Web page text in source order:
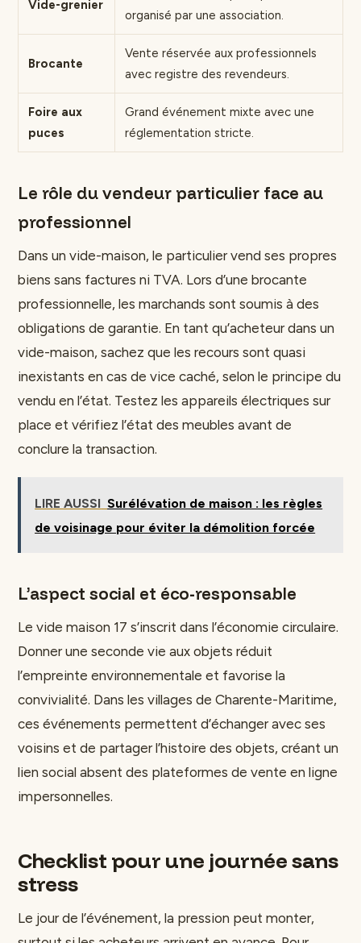
Vide-grenier
organisé par une association.
Brocante
Vente réservée aux professionnels
avec registre des revendeurs.
Foire aux
puces
Grand événement mixte avec une
réglementation stricte.
Le rôle du vendeur particulier face au
professionnel
Dans un vide-maison, le particulier vend ses propres
biens sans factures ni TVA. Lors d’une brocante
professionnelle, les marchands sont soumis à des
obligations de garantie. En tant qu’acheteur dans un
vide-maison, sachez que les recours sont quasi
inexistants en cas de vice caché, selon le principe du
vendu en l’état. Testez les appareils électriques sur
place et vérifiez l’état des meubles avant de
conclure la transaction.
LIRE AUSSI Surélévation de maison : les règles
de voisinage pour éviter la démolition forcée
L’aspect social et éco-responsable
Le vide maison 17 s’inscrit dans l’économie circulaire.
Donner une seconde vie aux objets réduit
l’empreinte environnementale et favorise la
convivialité. Dans les villages de Charente-Maritime,
ces événements permettent d’échanger avec ses
voisins et de partager l’histoire des objets, créant un
lien social absent des plateformes de vente en ligne
impersonnelles.
Checklist pour une journée sans
stress
Le jour de l’événement, la pression peut monter,